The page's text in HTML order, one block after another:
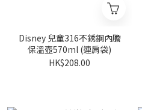
Disney 兒童316不銹鋼內膽
保溫壺570ml (連肩袋)
HK$208.00